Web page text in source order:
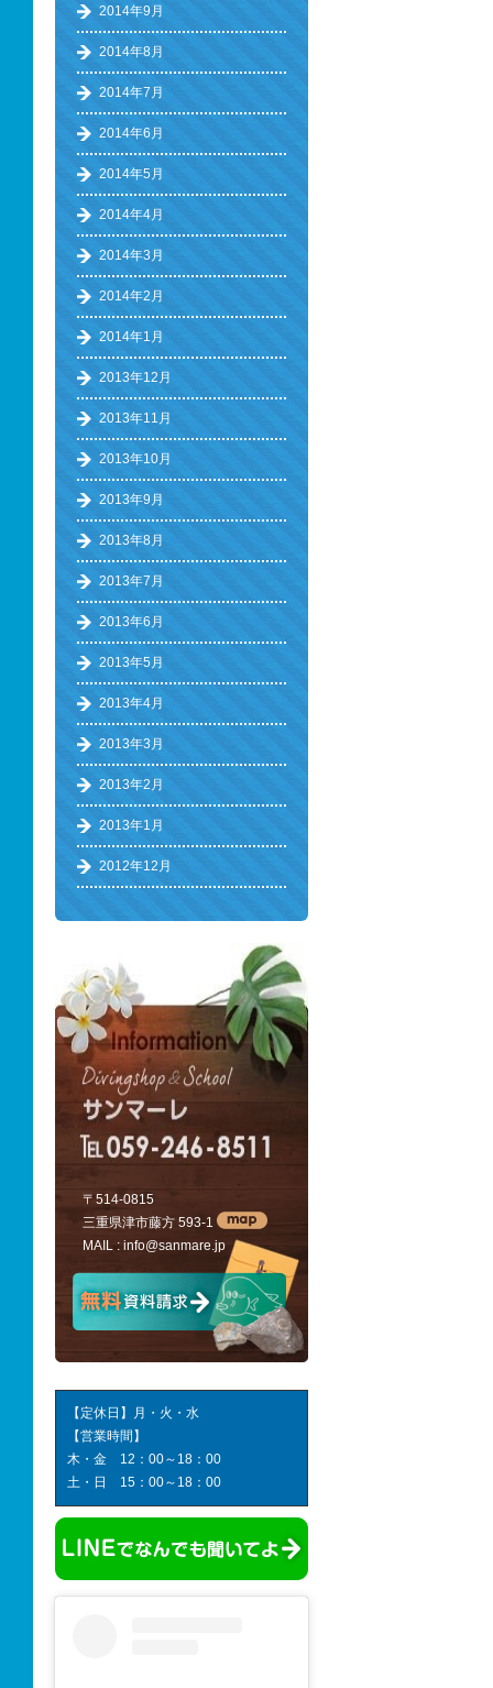
2014年9月
2014年8月
2014年7月
2014年6月
2014年5月
2014年4月
2014年3月
2014年2月
2014年1月
2013年12月
2013年11月
2013年10月
2013年9月
2013年8月
2013年7月
2013年6月
2013年5月
2013年4月
2013年3月
2013年2月
2013年1月
2012年12月
〒514-0815
三重県津市藤方 593-1
MAIL : info@sanmare.jp
【定休日】月・火・水
【営業時間】
木・金 12：00～18：00
土・日 15：00～18：00